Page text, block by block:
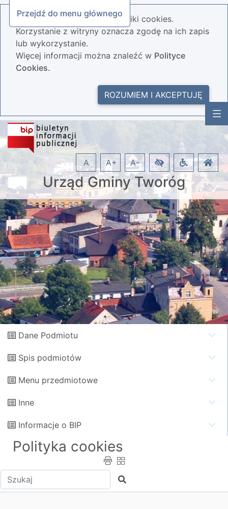
Przejdź do menu głównego
Nasza strona wykorzystuje pliki cookies.
Korzystanie z witryny oznacza zgodę na ich zapis
lub wykorzystanie.
Więcej informacji można znaleźć w Polityce
Cookies.
ROZUMIEM I AKCEPTUJĘ
Urząd Gminy Tworóg
A A+ A-
Dane Podmiotu
Spis podmiotów
Menu przedmiotowe
Inne
Informacje o BIP
Polityka cookies
Wpisz tekst do wyszukania Szukaj